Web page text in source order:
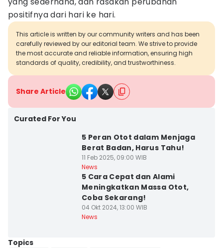
positifnya dari hari ke hari.
This article is written by our community writers and has been
carefully reviewed by our editorial team. We strive to provide
the most accurate and reliable information, ensuring high
standards of quality, credibility, and trustworthiness.
Share Article
Curated For You
5 Peran Otot dalam Menjaga
Berat Badan, Harus Tahu!
11 Feb 2025, 09:00 WIB
News
5 Cara Cepat dan Alami
Meningkatkan Massa Otot,
Coba Sekarang!
04 Okt 2024, 13:00 WIB
News
Topics